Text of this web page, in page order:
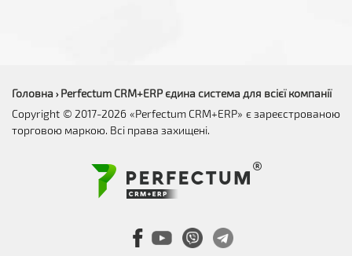
Головна › Perfectum CRM+ERP єдина система для всієї компанії
Copyright © 2017-2026 «Perfectum CRM+ERP» є зареєстрованою
торговою маркою. Всі права захищені.